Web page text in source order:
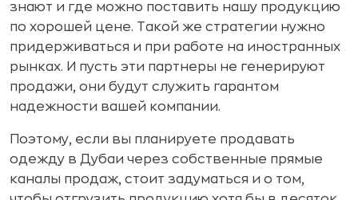
знают и где можно поставить нашу продукцию
по хорошей цене. Такой же стратегии нужно
придерживаться и при работе на иностранных
рынках. И пусть эти партнеры не генерируют
продажи, они будут служить гарантом
надежности вашей компании.
Поэтому, если вы планируете продавать
одежду в Дубаи через собственные прямые
каналы продаж, стоит задуматься и о том,